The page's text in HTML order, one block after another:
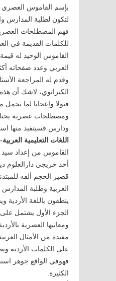
بإسم القاموس العصري
لتكون لطلبة المدارس
فهم المصطلحات
للكلمات القديمة في
القاموس الوحيد له
العربي وعدد صفحاته
وقدم له المراجعة
الكيرانوي، لاشك أن
قبولا وإعجابا لما
ومصطلحات عصرية
ودارس فسيتفيد منها
اللغات التعليمية
القاموس من إعداد
أحد خريجي دارالعلوم
قصير الحجم ألفه
العربية وطلبة المدارس
ينطقون باللغة
الجزء الأول يشتمل على
ومعانيها العصرية
مفيدة من الأمثال
على الكلمات الأردية
فهوفي الواقع جوهر
الكثيرة.